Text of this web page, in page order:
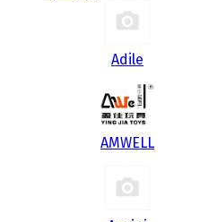
Adile
AMWELL